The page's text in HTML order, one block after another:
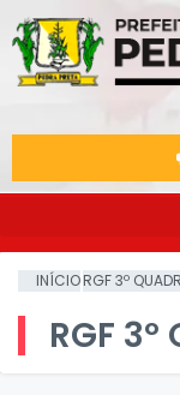
INÍCIORGF 3º
RGF 3º